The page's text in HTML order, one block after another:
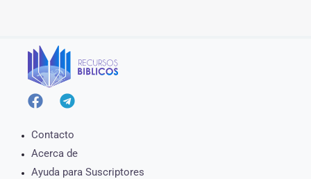
Contacto
Acerca de
Ayuda para Suscriptores